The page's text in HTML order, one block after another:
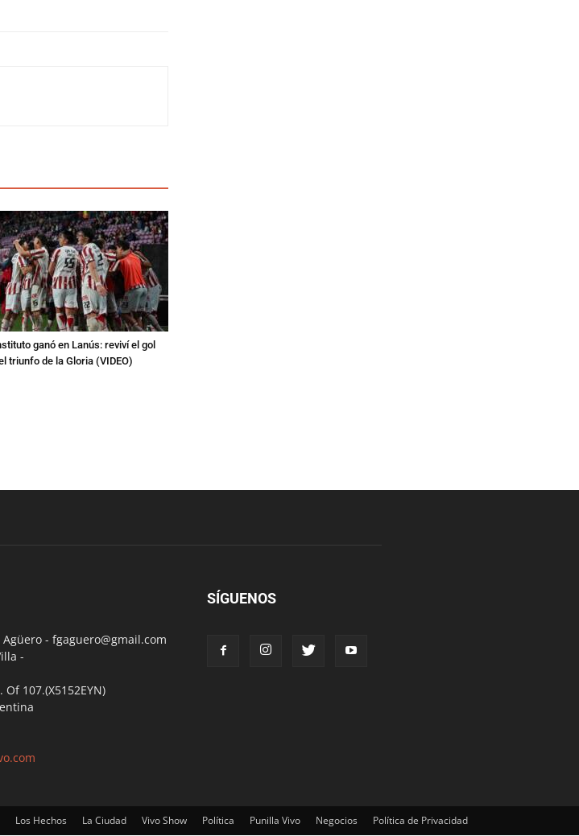
ganó en Lanús: reviví el gol
triunfo de la Gloria (VIDEO)
- fgaguero@gmail.com
-
107.(X5152EYN)
SÍGUENOS
Los Hechos La Ciudad Vivo Show Política Punilla Vivo Negocios Política de Privacidad